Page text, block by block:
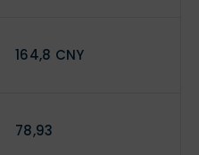
164,8 CNY
78,93